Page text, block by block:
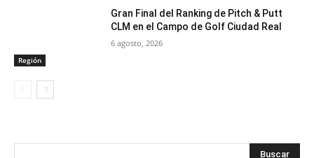
Región
Gran Final del Ranking de Pitch & Putt
CLM en el Campo de Golf Ciudad Real
6 agosto, 2026
Buscar